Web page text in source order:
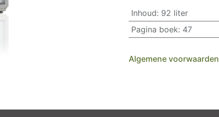
Inhoud: 92 liter
Pagina boek: 47
Algemene voorwaarden